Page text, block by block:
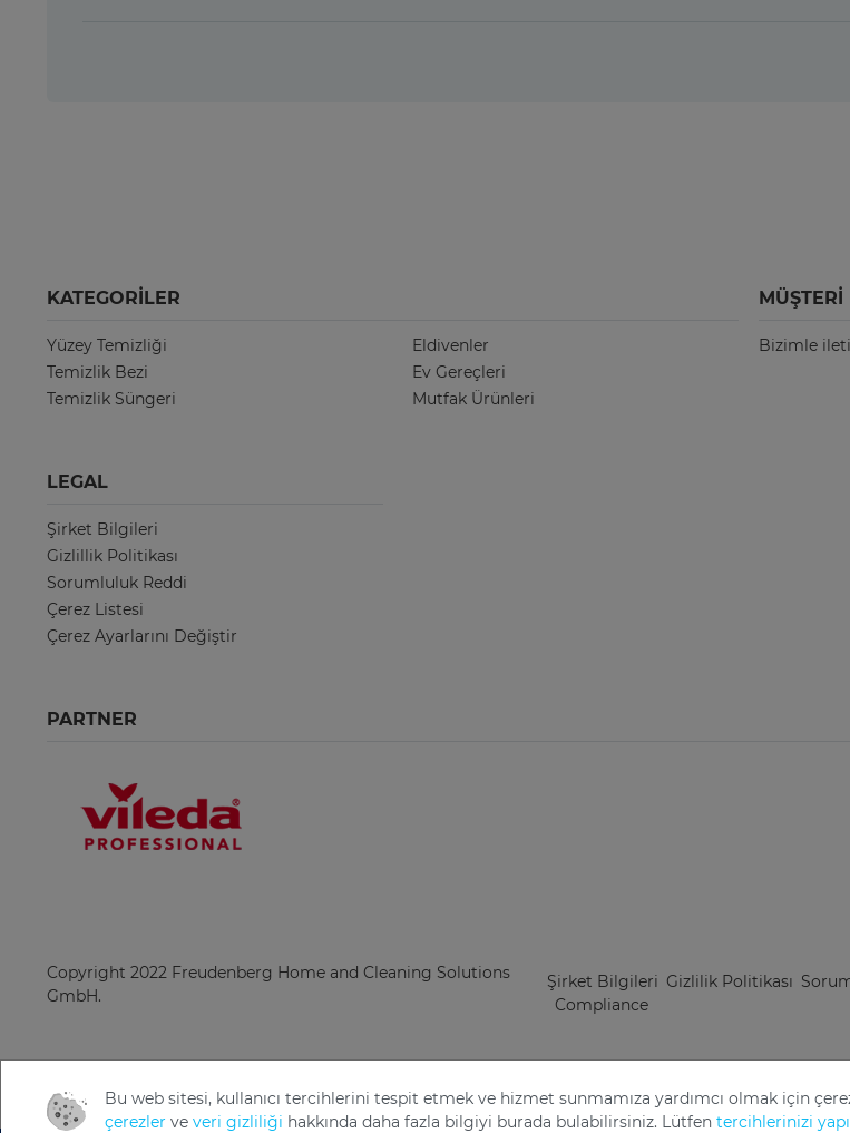
KATEGORILER
Yüzey Temizliği
Temizlik Bezi
Temizlik Süngeri
Eldivenler
Ev Gereçleri
Mutfak Ürünleri
Bizimle
LEGAL
Şirket Bilgileri
Gizlillik Politikası
Sorumluluk Reddi
Çerez Listesi
Çerez Ayarlarını Değiştir
PARTNER
Copyright 2022 Freudenberg Home and Cleaning Solutions
GmbH.
Şirket Bilgileri Gizlilik Politikası
Compliance
Bu web sitesi, kullanıcı tercihlerini tespit etmek ve hizmet sunmamıza yardımcı olmak için
çerezler ve veri gizliliği hakkında daha fazla bilgiyi burada bulabilirsiniz. Lütfen tercihlerinizi